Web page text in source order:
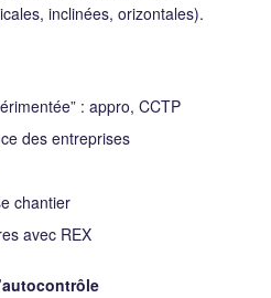
inclinées, orizontales).
: appro, CCTP
des entreprises
chantier
avec REX